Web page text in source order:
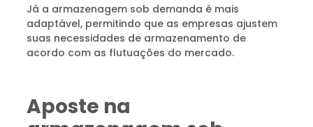
Já a armazenagem sob demanda é mais
adaptável, permitindo que as empresas ajustem
suas necessidades de armazenamento de
acordo com as flutuações do mercado.
Aposte na